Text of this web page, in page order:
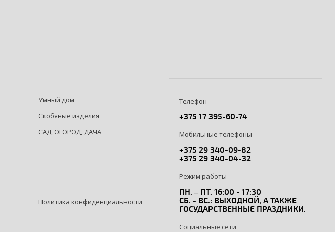
Умный дом
Скобяные изделия
САД, ОГОРОД, ДАЧА
Политика конфиденциальности
Телефон
+375 17 395-60-74
Мобильные телефоны
+375 29 340-09-82
+375 29 340-04-32
Режим работы
ПН. – ПТ. 16:00 - 17:30
СБ. - ВС.: ВЫХОДНОЙ, А ТАКЖЕ
ГОСУДАРСТВЕННЫЕ ПРАЗДНИКИ.
Социальные сети